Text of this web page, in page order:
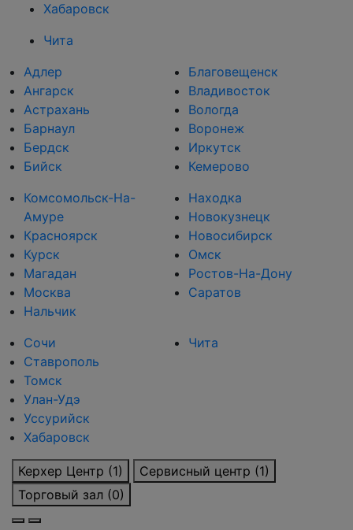
Хабаровск
Чита
Адлер
Ангарск
Астрахань
Барнаул
Бердск
Бийск
Благовещенск
Владивосток
Вологда
Воронеж
Иркутск
Кемерово
Комсомольск-На-
Амуре
Красноярск
Курск
Магадан
Москва
Нальчик
Находка
Новокузнецк
Новосибирск
Омск
Ростов-На-Дону
Саратов
Сочи
Ставрополь
Томск
Улан-Удэ
Уссурийск
Хабаровск
Чита
Керхер Центр (1)
Сервисный центр (1)
Торговый зал (0)